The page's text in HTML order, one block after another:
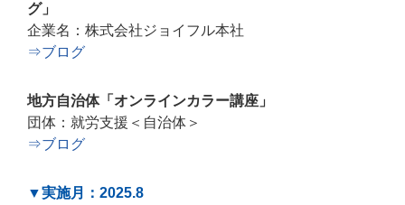
グ」
企業名：株式会社ジョイフル本社
⇒ブログ
地方自治体「オンラインカラー講座」
団体：就労支援＜自治体＞
⇒ブログ
▼実施月：2025.8